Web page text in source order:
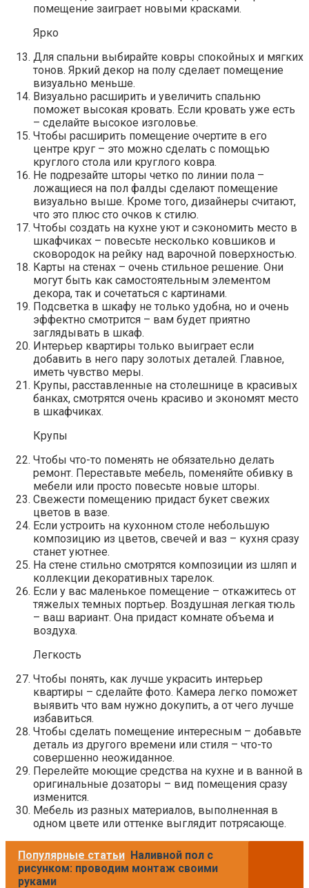
помещение заиграет новыми красками.
Ярко
Для спальни выбирайте ковры спокойных и мягких
тонов. Яркий декор на полу сделает помещение
визуально меньше.
Визуально расширить и увеличить спальню
поможет высокая кровать. Если кровать уже есть
– сделайте высокое изголовье.
Чтобы расширить помещение очертите в его
центре круг – это можно сделать с помощью
круглого стола или круглого ковра.
Не подрезайте шторы четко по линии пола –
ложащиеся на пол фалды сделают помещение
визуально выше. Кроме того, дизайнеры считают,
что это плюс сто очков к стилю.
Чтобы создать на кухне уют и сэкономить место в
шкафчиках – повесьте несколько ковшиков и
сковородок на рейку над варочной поверхностью.
Карты на стенах – очень стильное решение. Они
могут быть как самостоятельным элементом
декора, так и сочетаться с картинами.
Подсветка в шкафу не только удобна, но и очень
эффектно смотрится – вам будет приятно
заглядывать в шкаф.
Интерьер квартиры только выиграет если
добавить в него пару золотых деталей. Главное,
иметь чувство меры.
Крупы, расставленные на столешнице в красивых
банках, смотрятся очень красиво и экономят место
в шкафчиках.
Крупы
Чтобы что-то поменять не обязательно делать
ремонт. Переставьте мебель, поменяйте обивку в
мебели или просто повесьте новые шторы.
Свежести помещению придаст букет свежих
цветов в вазе.
Если устроить на кухонном столе небольшую
композицию из цветов, свечей и ваз – кухня сразу
станет уютнее.
На стене стильно смотрятся композиции из шляп и
коллекции декоративных тарелок.
Если у вас маленькое помещение – откажитесь от
тяжелых темных портьер. Воздушная легкая тюль
– ваш вариант. Она придаст комнате объема и
воздуха.
Легкость
Чтобы понять, как лучше украсить интерьер
квартиры – сделайте фото. Камера легко поможет
выявить что вам нужно докупить, а от чего лучше
избавиться.
Чтобы сделать помещение интересным – добавьте
деталь из другого времени или стиля – что-то
совершенно неожиданное.
Перелейте моющие средства на кухне и в ванной в
оригинальные дозаторы – вид помещения сразу
изменится.
Мебель из разных материалов, выполненная в
одном цвете или оттенке выглядит потрясающе.
Популярные статьи Наливной пол с
рисунком: проводим монтаж своими
руками